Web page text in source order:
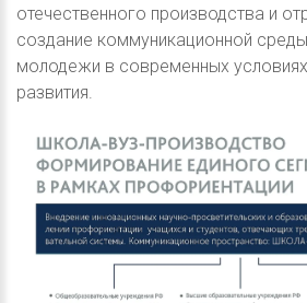
отечественного производства и
создание коммуникационной среды
молодежи в современных
развития.